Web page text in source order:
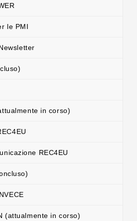
le PMI
in corso)
REC4EU
(attualmente in corso)